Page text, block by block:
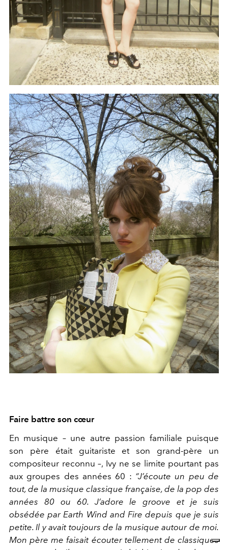
Faire battre son cœur
En musique – une autre passion familiale puisque
son père était guitariste et son grand-père un
compositeur reconnu –, Ivy ne se limite pourtant pas
aux groupes des années 60 : “J’écoute un peu de
tout, de la musique classique française, de la pop des
années 80 ou 60. J’adore le groove et je suis
obsédée par Earth Wind and Fire depuis que je suis
petite. Il y avait toujours de la musique autour de moi.
Mon père me faisait écouter tellement de classiques